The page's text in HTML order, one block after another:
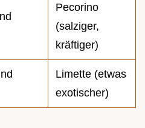
Pecorino
(salziger,
kräftiger)
Limette (etwas
exotischer)